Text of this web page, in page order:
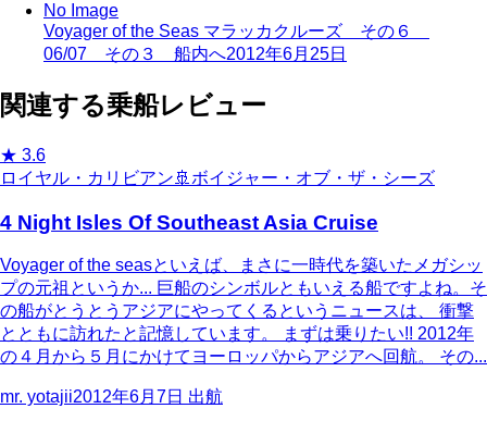
No Image
Voyager of the Seas マラッカクルーズ その６
06/07 その３ 船内へ2012年6月25日
関連する乗船レビュー
★ 3.6
ロイヤル・カリビアン 🚢 ボイジャー・オブ・ザ・シーズ
4 Night Isles Of Southeast Asia Cruise
Voyager of the seasといえば、まさに一時代を築いたメガシッ
プの元祖というか... 巨船のシンボルともいえる船ですよね。そ
の船がとうとうアジアにやってくるというニュースは、 衝撃
とともに訪れたと記憶しています。 まずは乗りたい!! 2012年
の４月から５月にかけてヨーロッパからアジアへ回航。 その...
mr. yotajii2012年6月7日 出航